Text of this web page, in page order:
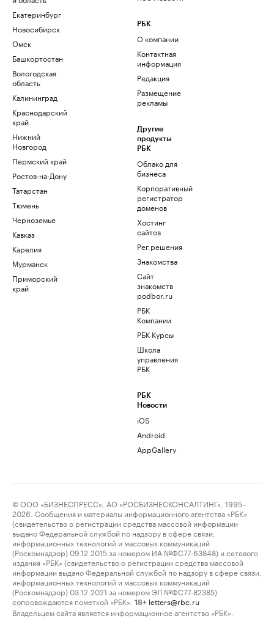
Екатеринбург
Новосибирск
Омск
Башкортостан
Вологодская
область
Калининград
Краснодарский
край
Нижний
Новгород
Пермский край
Ростов-на-Дону
Татарстан
Тюмень
Черноземье
Кавказ
Карелия
Мурманск
Приморский
край
РБК
О компании
Контактная
информация
Редакция
Размещение
рекламы
Другие
продукты
РБК
Облако для
бизнеса
Корпоративный
регистратор
доменов
Хостинг
сайтов
Рег.решения
Знакомства
Сайт
знакомств
podbor.ru
РБК
Компании
РБК Курсы
Школа
управления
РБК
РБК
Новости
iOS
Android
AppGallery
© ООО «БИЗНЕСПРЕСС», АО «РОСБИЗНЕСКОНСАЛТИНГ», 1995–
2026. Сообщения и материалы информационного агентства «РБК»
(свидетельство о регистрации средства массовой информации
выдано Федеральной службой по надзору в сфере связи,
информационных технологий и массовых коммуникаций
(Роскомнадзор) 09.12.2015 за номером ИА №ФС77-63848) и сетевого
издания «РБК» (свидетельство о регистрации средства массовой
информации выдано Федеральной службой по надзору в сфере связи,
информационных технологий и массовых коммуникаций
(Роскомнадзор) 03.12.2021 за номером ЭЛ №ФС77-82385)
сопровождаются пометкой «РБК».
18+ letters@rbc.ru
Владельцем сайта является информационное агентство «РБК».